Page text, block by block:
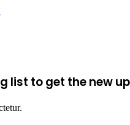
list to get the new